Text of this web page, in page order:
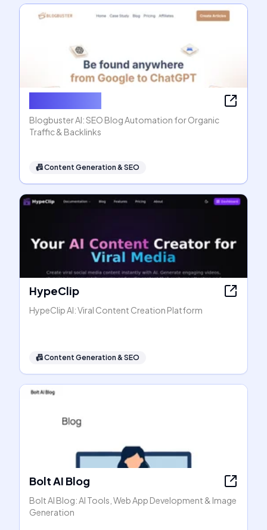
Blogbuster AI: SEO Blog Automation for Organic
Traffic & Backlinks
📠Content Generation & SEO
HypeClip
HypeClip AI: Viral Content Creation Platform
📠Content Generation & SEO
Bolt AI Blog
Bolt AI Blog: AI Tools, Web App Development & Image
Generation